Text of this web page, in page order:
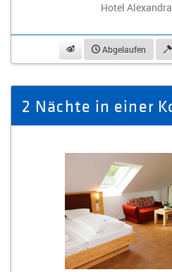
Hotel Alexandra
beobachtenAbgelaufen